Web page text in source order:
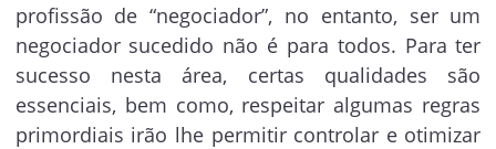
profissão de “negociador”, no entanto, ser um
negociador sucedido não é para todos. Para ter
sucesso nesta área, certas qualidades são
essenciais, bem como, respeitar algumas regras
primordiais irão lhe permitir controlar e otimizar